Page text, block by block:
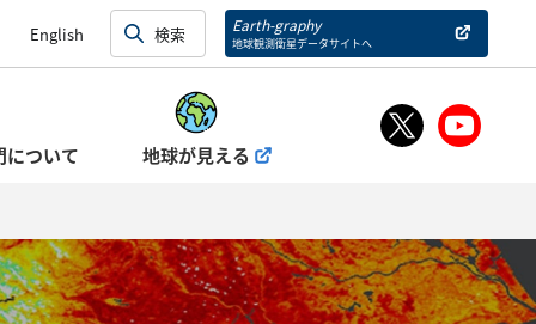
English Earth-graphy
地球観測衛星データサイトへ
について 地球が見える